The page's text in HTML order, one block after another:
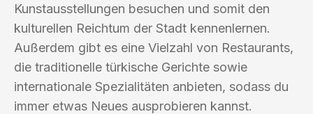
Kunstausstellungen besuchen und somit den
kulturellen Reichtum der Stadt kennenlernen.
Außerdem gibt es eine Vielzahl von Restaurants,
die traditionelle türkische Gerichte sowie
internationale Spezialitäten anbieten, sodass du
immer etwas Neues ausprobieren kannst.